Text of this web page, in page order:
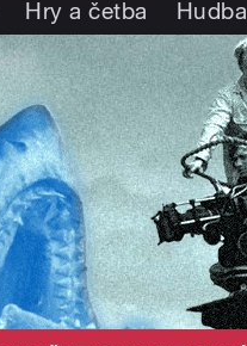
Hry a četba Hudba